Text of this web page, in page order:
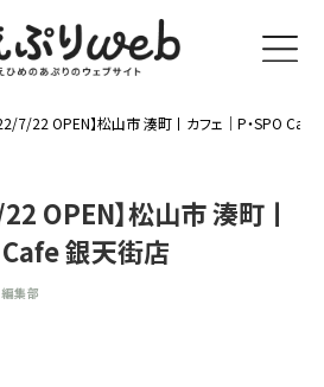
7/22 OPEN】松山市 湊町丨カフェ｜P・SPO
22 OPEN】松山市 湊町丨
Cafe 銀天街店
集部